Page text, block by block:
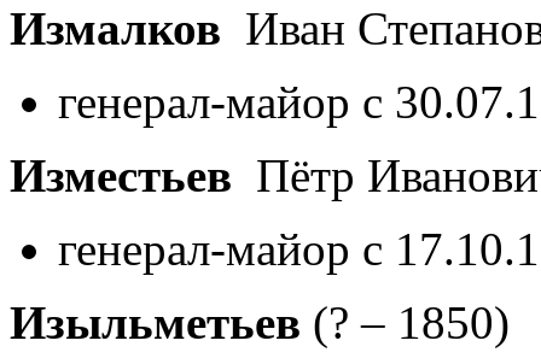
Измалков Иван
генерал-майор с
Изместьев Пётр
генерал-майор с
Изыльметьев (? – 1850)